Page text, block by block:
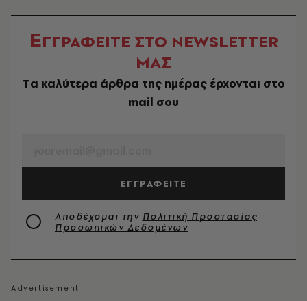
ΕΓΓΡΑΦΕΙΤΕ ΣΤΟ NEWSLETTER
ΜΑΣ
Tα καλύτερα άρθρα της ημέρας έρχονται στο
mail σου
ΕΓΓΡΑΦΕΙΤΕ
Αποδέχομαι την Πολιτική Προστασίας
Προσωπικών Δεδομένων